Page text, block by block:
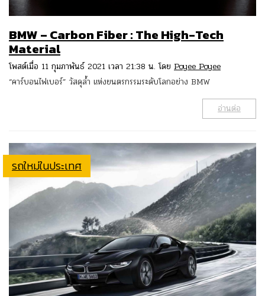
BMW – Carbon Fiber : The High-Tech
Material
โพสต์เมื่อ 11 กุมภาพันธ์ 2021 เวลา 21:38 น. โดย Poyee Poyee
“คาร์บอนไฟเบอร์” วัสดุล้ำ แห่งยนตรกรรมระดับโลกอย่าง BMW
อ่านต่อ
รถใหม่ในประเทศ